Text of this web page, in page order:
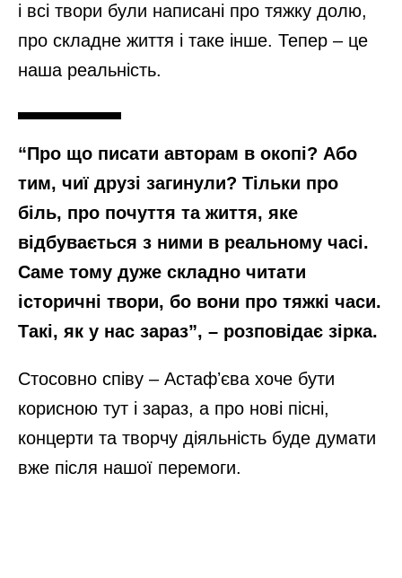
і всі твори були написані про тяжку долю,
про складне життя і таке інше. Тепер – це
наша реальність.
“Про що писати авторам в окопі? Або
тим, чиї друзі загинули? Тільки про
біль, про почуття та життя, яке
відбувається з ними в реальному часі.
Саме тому дуже складно читати
історичні твори, бо вони про тяжкі часи.
Такі, як у нас зараз”, – розповідає зірка.
Стосовно співу – Астафʼєва хоче бути
корисною тут і зараз, а про нові пісні,
концерти та творчу діяльність буде думати
вже після нашої перемоги.